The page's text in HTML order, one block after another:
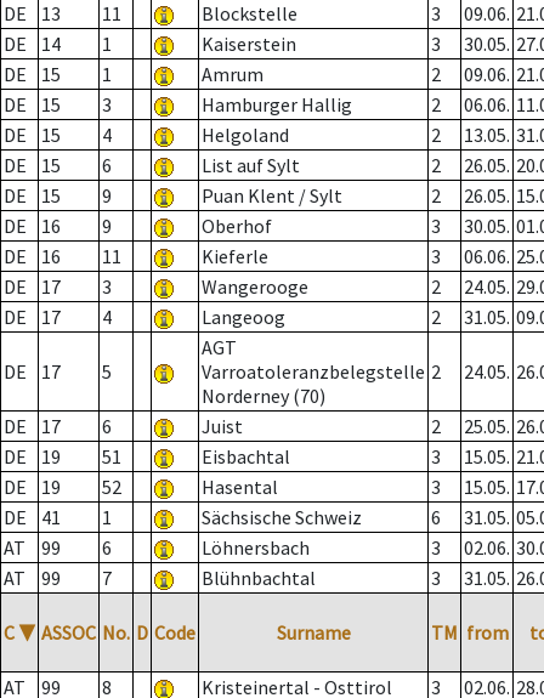
DE
13 11 Blockstelle 3 09.06.
DE
14 1 Kaiserstein 3 30.05.
DE
15 1 Amrum 2 09.06.
DE
15 3 Hamburger Hallig 2 06.06.
DE
15 4 Helgoland 2 13.05.
DE
15 6 List auf Sylt 2 26.05.
DE
15 9 Puan Klent / Sylt 2 26.05.
DE
16 9 Oberhof 3 30.05.
DE
16 11 Kieferle 3 06.06.
DE
17 3 Wangerooge 2 24.05.
DE
17 4 Langeoog 2 31.05.
DE 17 5
AGT
Varroatoleranzbelegstelle
Norderney (70)
2 24.05.
DE 17 6 Juist 2 25.05.
DE
19 51 Eisbachtal 3 15.05.
DE
19 52 Hasental 3 15.05.
DE
41 1 Sächsische Schweiz 6 31.05.
AT
99 6 Löhnersbach 3 02.06.
AT
99 7 Blühnbachtal 3 31.05.
C ▼ ASSOC No. D Code Surname TM from
AT 99 8 Kristeinertal - Osttirol 3 02.06.